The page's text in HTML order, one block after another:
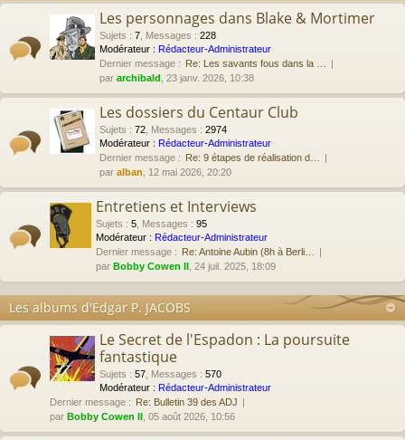
Les personnages dans Blake & Mortimer
Sujets : 7 Messages : 228
Modérateur : Rédacteur-Administrateur
Dernier message : Re: Les savants fous dans la …
par archibald , 23 janv. 2026, 10:38
Les dossiers du Centaur Club
Sujets : 72 Messages : 2974
Modérateur : Rédacteur-Administrateur
Dernier message : Re: 9 étapes de réalisation d…
par alban , 12 mai 2026, 20:20
Entretiens et Interviews
Sujets : 5 Messages : 95
Modérateur : Rédacteur-Administrateur
Dernier message : Re: Antoine Aubin (8h à Berli…
par Bobby Cowen II , 24 juil. 2025, 18:09
Les albums d'Edgar P. JACOBS
Le Secret de l'Espadon : La poursuite
fantastique
Sujets : 57 Messages : 570
Modérateur : Rédacteur-Administrateur
Dernier message : Re: Bulletin 39 des ADJ
par Bobby Cowen II , 05 août 2026, 10:56